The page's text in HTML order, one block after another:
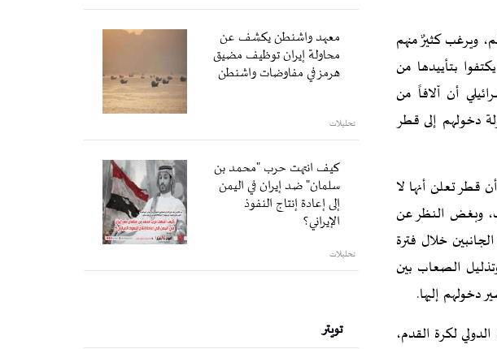
ويرغب كثيرٌ منهم
بتأييدها من
أن آلافاً من
دخولهم إلى قطر
قطر تعلن أنها لا
وبغض النظر عن
خلال فترة
الصعاب بين
دخولهم إليها.
لكرة القدم،
معهد واشنطن يكشف عن
محاولة إيران توظيف مضيق
هرمز في مفاوضات واشنطن
تحليلات
كيف انتهت حرب "محمد بن
سلمان" ضد إيران في اليمن
إلى إعادة إنتاج النفوذ
الإيراني؟
تحليلات
تويتر